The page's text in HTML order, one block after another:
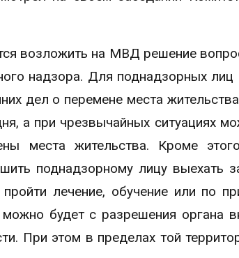
возложить на МВД решение
надзора. Для поднадзорных лиц
дел о перемене места
а при чрезвычайных ситуациях
места жительства. Кроме
поднадзорному лицу выехать
лечение, обучение или по
будет с разрешения органа
При этом в пределах той